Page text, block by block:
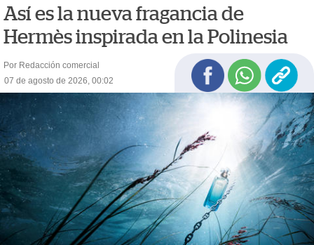
Así es la nueva fragancia de
Hermès inspirada en la Polinesia
Por Redacción comercial
07 de agosto de 2026, 00:02